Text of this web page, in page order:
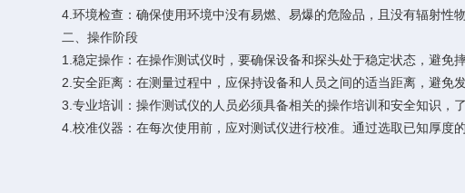
4.环境检查：确保使用环境中没有易燃、易爆的危险品，且没有辐射性物
二、操作阶段
1.稳定操作：在操作测试仪时，要确保设备和探头处于稳定状态，避免
2.安全距离：在测量过程中，应保持设备和人员之间的适当距离，避免
3.专业培训：操作测试仪的人员必须具备相关的操作培训和安全知识，
4.校准仪器：在每次使用前，应对测试仪进行校准。通过选取已知厚度的